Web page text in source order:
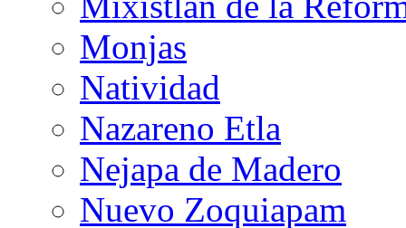
Monjas
Natividad
Nazareno Etla
Nejapa de Madero
Nuevo Zoquiapam